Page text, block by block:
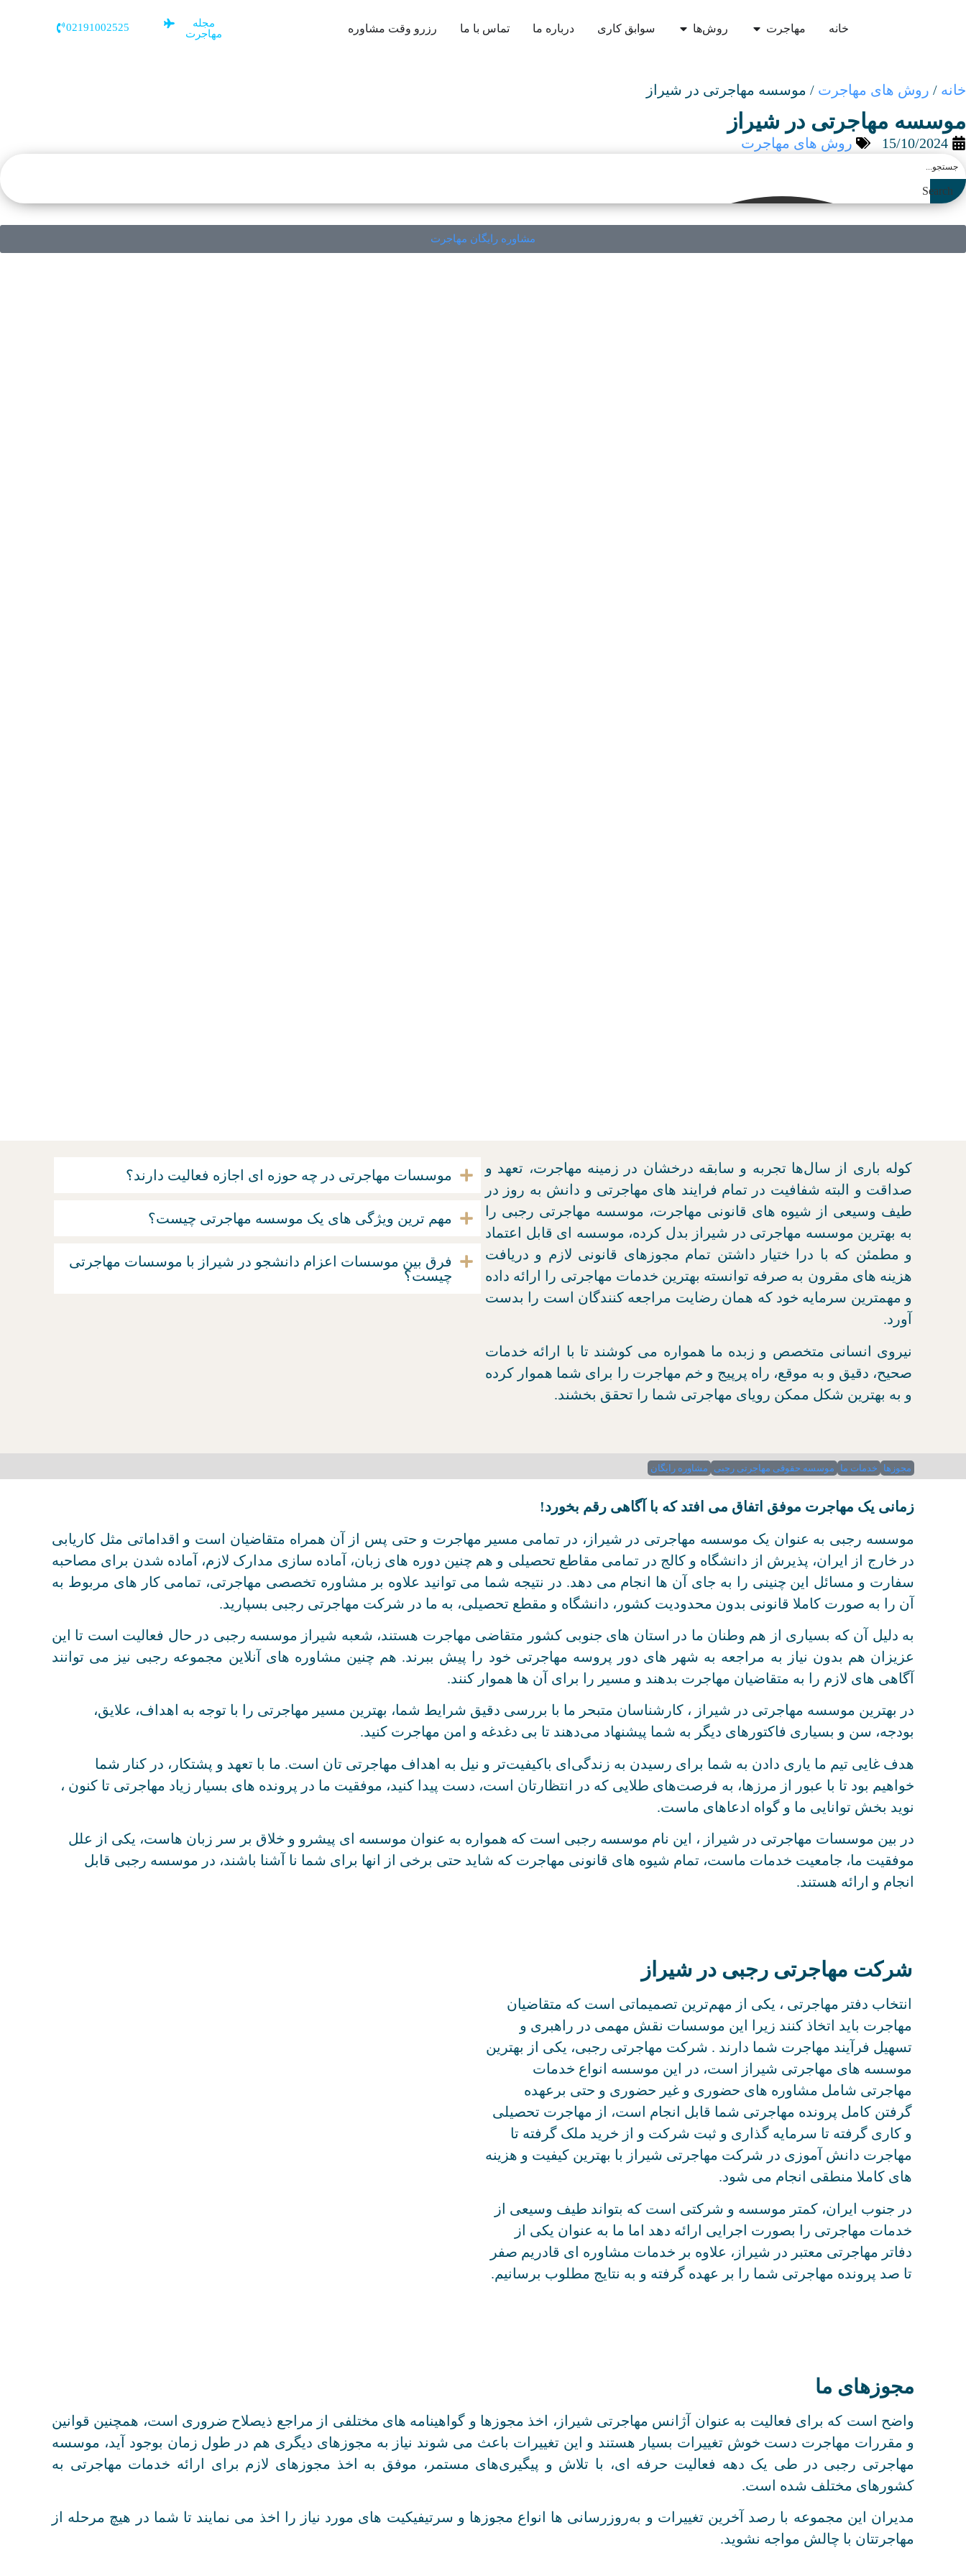
خانه مهاجرت روش‌ها سوابق کاری درباره ما تماس با ما رزرو وقت مشاوره
مجله
مهاجرت
02191002525
خانه / روش های مهاجرت / موسسه مهاجرتی در شیراز
موسسه مهاجرتی در شیراز
15/10/2024 روش های مهاجرت
Search
مشاوره رایگان مهاجرت
کوله باری از سال‌ها تجربه و سابقه درخشان در زمینه مهاجرت، تعهد و
صداقت و البته شفافیت در تمام فرایند های مهاجرتی و دانش به روز در
طیف وسیعی از شیوه های قانونی مهاجرت، موسسه مهاجرتی رجبی را
به بهترین موسسه مهاجرتی در شیراز بدل کرده، موسسه ای قابل اعتماد
و مطمئن که با درا ختیار داشتن تمام مجوزهای قانونی لازم و دریافت
هزینه های مقرون به صرفه توانسته بهترین خدمات مهاجرتی را ارائه داده
و مهمترین سرمایه خود که همان رضایت مراجعه کنندگان است را بدست
آورد.
نیروی انسانی متخصص و زبده ما همواره می کوشند تا با ارائه خدمات
صحیح، دقیق و به موقع، راه پرپیج و خم مهاجرت را برای شما هموار کرده
و به بهترین شکل ممکن رویای مهاجرتی شما را تحقق بخشند.
موسسات مهاجرتی در چه حوزه ای اجازه فعالیت دارند؟
مهم ترین ویژگی های یک موسسه مهاجرتی چیست؟
فرق بین موسسات اعزام دانشجو در شیراز با موسسات مهاجرتی
چیست؟
مجوزها خدمات ما موسسه حقوقی مهاجرتی رجبی مشاوره رایگان
زمانی یک مهاجرت موفق اتفاق می افتد که با آگاهی رقم بخورد!
موسسه رجبی به عنوان یک موسسه مهاجرتی در شیراز، در تمامی مسیر مهاجرت و حتی پس از آن همراه متقاضیان است و اقداماتی مثل کاریابی
در خارج از ایران، پذیرش از دانشگاه و کالج در تمامی مقاطع تحصیلی و هم چنین دوره های زبان، آماده سازی مدارک لازم، آماده شدن برای مصاحبه
سفارت و مسائل این چنینی را به جای آن ها انجام می دهد. در نتیجه شما می توانید علاوه بر مشاوره تخصصی مهاجرتی، تمامی کار های مربوط به
آن را به صورت کاملا قانونی بدون محدودیت کشور، دانشگاه و مقطع تحصیلی، به ما در شرکت مهاجرتی رجبی بسپارید.
به دلیل آن که بسیاری از هم وطنان ما در استان های جنوبی کشور متقاضی مهاجرت هستند، شعبه شیراز موسسه رجبی در حال فعالیت است تا این
عزیزان هم بدون نیاز به مراجعه به شهر های دور پروسه مهاجرتی خود را پیش ببرند. هم چنین مشاوره های آنلاین مجموعه رجبی نیز می توانند
آگاهی های لازم را به متقاضیان مهاجرت بدهند و مسیر را برای آن ها هموار کنند.
در بهترین موسسه مهاجرتی در شیراز ، کارشناسان متبحر ما با بررسی دقیق شرایط شما، بهترین مسیر مهاجرتی را با توجه به اهداف، علایق،
بودجه، سن و بسیاری فاکتورهای دیگر به شما پیشنهاد می‌دهند تا بی دغدغه و امن مهاجرت کنید.
هدف غایی تیم ما یاری دادن به شما برای رسیدن به زندگی‌ای باکیفیت‌تر و نیل به اهداف مهاجرتی تان است. ما با تعهد و پشتکار، در کنار شما
خواهیم بود تا با عبور از مرزها، به فرصت‌های طلایی که در انتظارتان است، دست پیدا کنید، موفقیت ما در پرونده های بسیار زیاد مهاجرتی تا کنون ،
نوید بخش توانایی ما و گواه ادعاهای ماست.
در بین موسسات مهاجرتی در شیراز ، این نام موسسه رجبی است که همواره به عنوان موسسه ای پیشرو و خلاق بر سر زبان هاست، یکی از علل
موفقیت ما، جامعیت خدمات ماست، تمام شیوه های قانونی مهاجرت که شاید حتی برخی از انها برای شما نا آشنا باشند، در موسسه رجبی قابل
انجام و ارائه هستند.
شرکت مهاجرتی رجبی در شیراز
انتخاب دفتر مهاجرتی ، یکی از مهم‌ترین تصمیماتی است که متقاضیان
مهاجرت باید اتخاذ کنند زیرا این موسسات نقش مهمی در راهبری و
تسهیل فرآیند مهاجرت شما دارند . شرکت مهاجرتی رجبی، یکی از بهترین
موسسه های مهاجرتی شیراز است، در این موسسه انواع خدمات
مهاجرتی شامل مشاوره های حضوری و غیر حضوری و حتی برعهده
گرفتن کامل پرونده مهاجرتی شما قابل انجام است، از مهاجرت تحصیلی
و کاری گرفته تا سرمایه گذاری و ثبت شرکت و از خرید ملک گرفته تا
مهاجرت دانش آموزی در شرکت مهاجرتی شیراز با بهترین کیفیت و هزینه
های کاملا منطقی انجام می شود.
در جنوب ایران، کمتر موسسه و شرکتی است که بتواند طیف وسیعی از
خدمات مهاجرتی را بصورت اجرایی ارائه دهد اما ما به عنوان یکی از
دفاتر مهاجرتی معتبر در شیراز، علاوه بر خدمات مشاوره ای قادریم صفر
تا صد پرونده مهاجرتی شما را بر عهده گرفته و به نتایج مطلوب برسانیم.
مجوزهای ما
واضح است که برای فعالیت به عنوان آژانس مهاجرتی شیراز، اخذ مجوزها و گواهینامه های مختلفی از مراجع ذیصلاح ضروری است، همچنین قوانین
و مقررات مهاجرت دست خوش تغییرات بسیار هستند و این تغییرات باعث می شوند نیاز به مجوزهای دیگری هم در طول زمان بوجود آید، موسسه
مهاجرتی رجبی در طی یک دهه فعالیت حرفه ای، با تلاش و پیگیری‌های مستمر، موفق به اخذ مجوزهای لازم برای ارائه خدمات مهاجرتی به
کشورهای مختلف شده است.
مدیران این مجموعه با رصد آخرین تغییرات و به‌روزرسانی ها انواع مجوزها و سرتیفیکیت های مورد نیاز را اخذ می نمایند تا شما در هیچ مرحله از
مهاجرتتان با چالش مواجه نشوید.